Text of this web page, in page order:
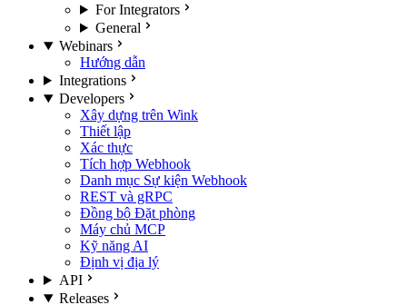
For Integrators
General
Webinars
Hướng dẫn
Integrations
Developers
Xây dựng trên Wink
Thiết lập
Xác thực
Tích hợp Webhook
Danh mục Sự kiện Webhook
REST và gRPC
Đồng bộ Đặt phòng
Máy chủ MCP
Kỹ năng AI
Định vị địa lý
API
Releases